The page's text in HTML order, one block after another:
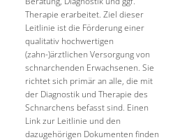
Therapie erarbeitet. Ziel dieser
Leitlinie ist die Förderung einer
qualitativ hochwertigen
(zahn-)ärztlichen Versorgung von
schnarchenden Erwachsenen. Sie
richtet sich primär an alle, die mit
der Diagnostik und Therapie des
Schnarchens befasst sind. Einen
Link zur Leitlinie und den
dazugehörigen Dokumenten finden